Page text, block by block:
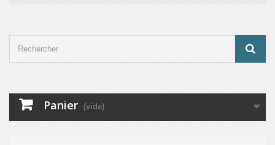
Panier (vide)